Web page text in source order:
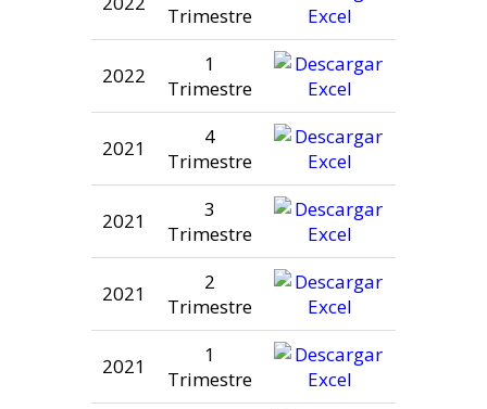
Trimestre
2022
1
Trimestre
2021
4
Trimestre
2021
3
Trimestre
2021
2
Trimestre
2021
1
Trimestre